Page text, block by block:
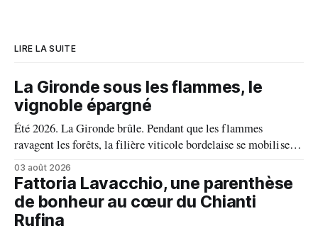
LIRE LA SUITE
La Gironde sous les flammes, le
vignoble épargné
Été 2026. La Gironde brûle. Pendant que les flammes
ravagent les forêts, la filière viticole bordelaise se mobilise,
fait front commun et fait preuve d'une solidarité exemplaire
face aux incendies. Les vignes, sont épargnées et le millésime
s'annonce prometteur. Le feu n'aura pas eu le dernier mot.
03 août 2026
Fattoria Lavacchio, une parenthèse
de bonheur au cœur du Chianti
Rufina